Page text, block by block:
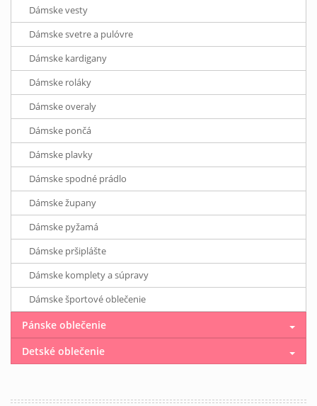
Dámske vesty
Dámske svetre a pulóvre
Dámske kardigany
Dámske roláky
Dámske overaly
Dámske pončá
Dámske plavky
Dámske spodné prádlo
Dámske župany
Dámske pyžamá
Dámske pršiplášte
Dámske komplety a súpravy
Dámske športové oblečenie
Pánske oblečenie
Detské oblečenie